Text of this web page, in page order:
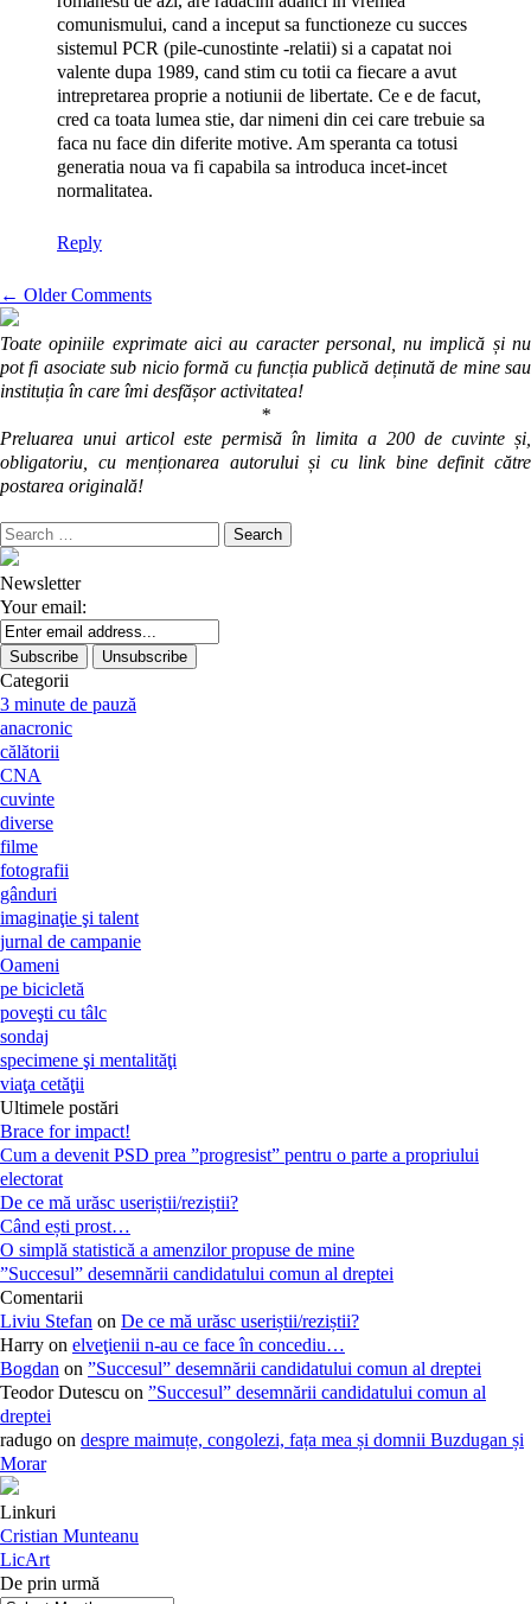
comunismului, cand a inceput sa functioneze cu succes
sistemul PCR (pile-cunostinte -relatii) si a capatat noi
valente dupa 1989, cand stim cu totii ca fiecare a avut
intrepretarea proprie a notiunii de libertate. Ce e de facut,
cred ca toata lumea stie, dar nimeni din cei care trebuie sa
faca nu face din diferite motive. Am speranta ca totusi
generatia noua va fi capabila sa introduca incet-incet
normalitatea.
Reply
Comment
navigation
← Older Comments
Toate opiniile exprimate aici au caracter personal, nu implică și nu
pot fi asociate sub nicio formă cu funcția publică deținută de mine sau
instituția în care îmi desfășor activitatea!
*
Preluarea unui articol este permisă în limita a 200 de cuvinte și,
obligatoriu, cu menționarea autorului și cu link bine definit către
postarea originală!
Search
for:
Newsletter
Your email:
Categorii
3 minute de pauză
anacronic
călătorii
CNA
cuvinte
diverse
filme
fotografii
gânduri
imaginaţie şi talent
jurnal de campanie
Oameni
pe bicicletă
poveşti cu tâlc
sondaj
specimene şi mentalităţi
viaţa cetăţii
Ultimele postări
Brace for impact!
Cum a devenit PSD prea ”progresist” pentru o parte a propriului
electorat
De ce mă urăsc useriștii/reziștii?
Când ești prost…
O simplă statistică a amenzilor propuse de mine
”Succesul” desemnării candidatului comun al dreptei
Comentarii
Liviu Stefan on De ce mă urăsc useriștii/reziștii?
Harry on elveţienii n-au ce face în concediu…
Bogdan on ”Succesul” desemnării candidatului comun al dreptei
Teodor Dutescu on ”Succesul” desemnării candidatului comun al
dreptei
radugo on despre maimuțe, congolezi, fața mea și domnii Buzdugan și
Morar
Linkuri
Cristian Munteanu
LicArt
De prin urmă